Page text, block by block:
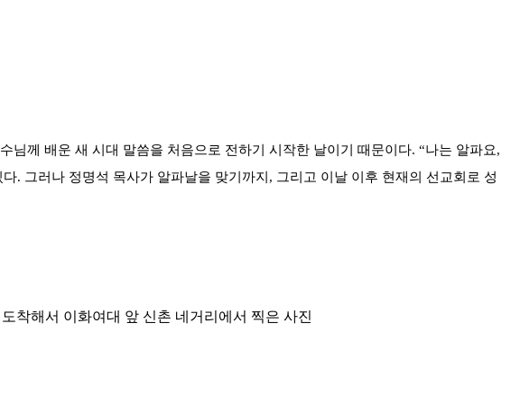
님께 배운 새 시대 말씀을 처음으로 전하기 시작한 날이기 때문이다. “나는 알파요,
. 그러나 정명석 목사가 알파날을 맞기까지, 그리고 이날 이후 현재의 선교회로 성
착해서 이화여대 앞 신촌 네거리에서 찍은 사진